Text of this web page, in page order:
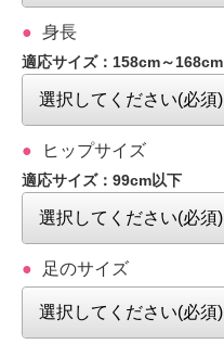
身長
適応サイズ：158cm～168cm
ヒップサイズ
適応サイズ：99cm以下
足のサイズ